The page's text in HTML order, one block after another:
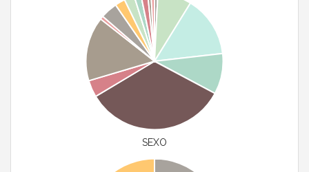
SEXO